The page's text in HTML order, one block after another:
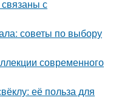
связаны с
советы по выбору
современного
её польза для